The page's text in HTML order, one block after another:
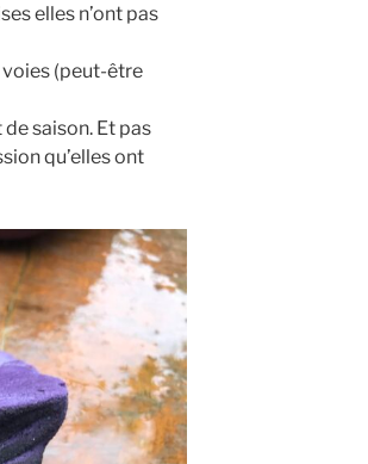
elles n’ont pas
voies (peut-être
saison. Et pas
qu’elles ont